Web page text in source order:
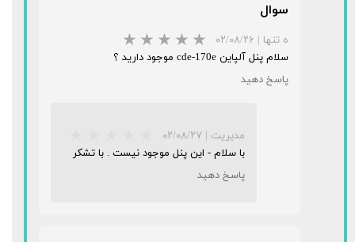
★★★★
سوال
ه تنها | ۰۲/۰۸/۲۶
سلام پنل آلپاین cde-170e موجود دارید ؟
پاسخ دهید
مدیریت | ۰۲/۰۸/۲۷
با سلام - این پنل موجود نیست . با تشکر
پاسخ دهید